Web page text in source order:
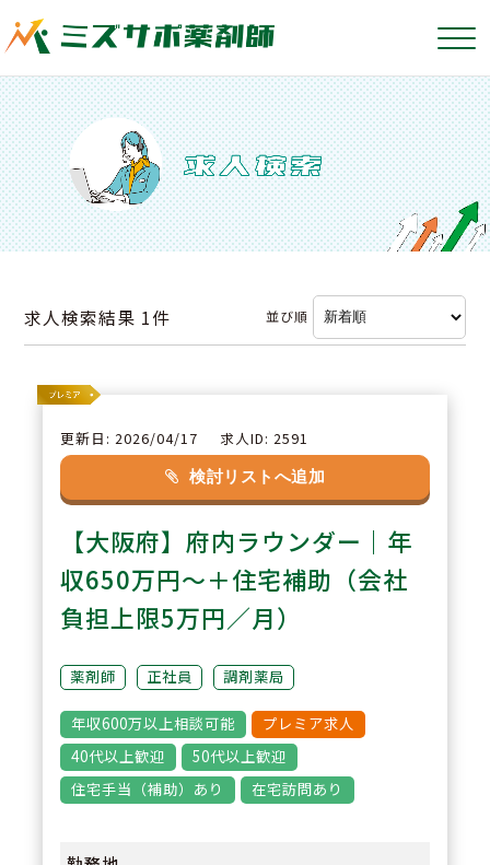
求人検索結果 1件 並び順
更新日: 2026/04/17 求人ID: 2591
検討リストへ追加
【大阪府】府内ラウンダー｜年
収650万円～＋住宅補助（会社
負担上限5万円／月）
薬剤師 正社員 調剤薬局
年収600万以上相談可能
プレミア求人
40代以上歓迎
50代以上歓迎
住宅手当（補助）あり
在宅訪問あり